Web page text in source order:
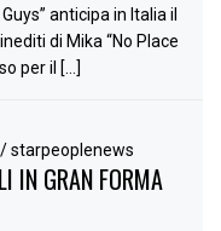
Guys” anticipa in Italia il
di Mika “No Place
per il […]
/ starpeoplenews
IN GRAN FORMA